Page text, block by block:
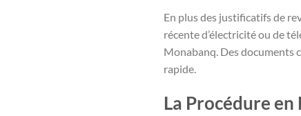
En plus des justificatifs de
récente d’électricité ou de
Monabanq. Des documents
rapide.
La Procédure en